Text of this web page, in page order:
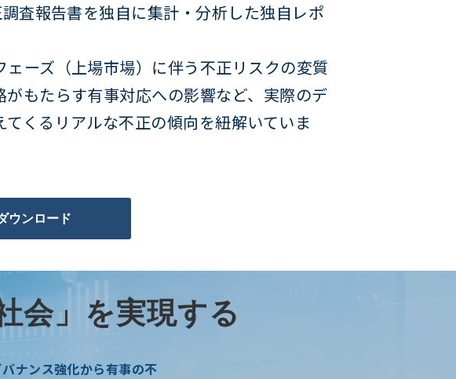
査報告書を独自に集計・分析した独自レポ
ェーズ（上場市場）に伴う不正リスクの変質
がもたらす有事対応への影響など、実際のデ
てくるリアルな不正の傾向を紐解いていま
ウンロード
会」を実現する
ナンス強化から有事の不